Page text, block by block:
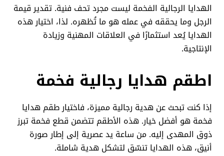
الهدايا الرجالية الفخمة ليست مجرد تحف فنية. تقدير قيمة
الرجل وما يحققه في عمله هو ما تُظهره. لذا، اختيار هذه
الهدايا يُعد استثمارًا في العلاقات المهنية وزيادة
الإنتاجية.
اطقم هدايا رجالية فخمة
إذا كنت تبحث عن هدية رجالية مميزة، فاختيار طقم هدايا
فخمة هو أفضل خيار. هذه الأطقم تتضمن قطع فخمة تبرز
ذوق المهدى إليه. من ساعة يد عصرية إلى إطار صورة
أنيق، هذه الهدايا تنسّق لتشكل هدية شاملة.